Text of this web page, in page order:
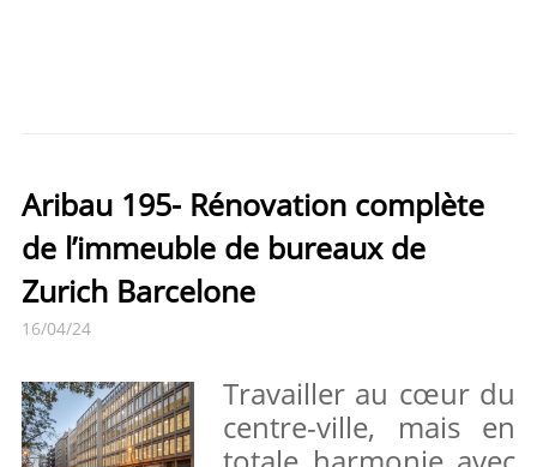
Aribau 195- Rénovation complète
de l’immeuble de bureaux de
Zurich Barcelone
16/04/24
Travailler au cœur du
centre-ville, mais en